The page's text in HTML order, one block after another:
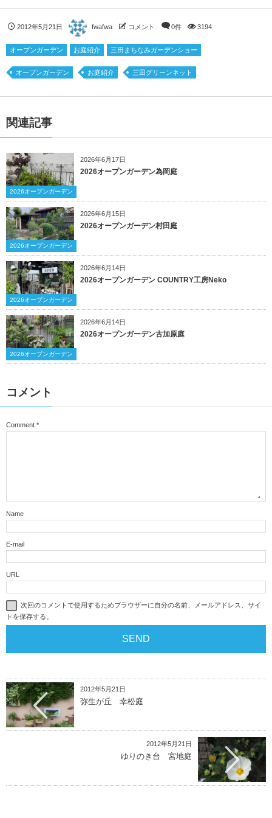
2012年5月21日 fwafwa コメント 0件 3194
オープンガーデン お庭紹介 三田まちなみガーデンショー
オープンガーデン お庭紹介 三田グリーンネット
関連記事
2026年6月17日
2026オープンガーデン
2026オープンガーデン為岡庭
2026年6月15日
2026オープンガーデン
2026オープンガーデン村田庭
2026年6月14日
2026オープンガーデン
2026オープンガーデン COUNTRY工房Neko
2026年6月14日
2026オープンガーデン
2026オープンガーデン古加原庭
コメント
Comment *
Name
E-mail
URL
次回のコメントで使用するためブラウザーに自分の名前、メールアドレス、サイ
トを保存する。
2012年5月21日
弥生が丘 幸松庭
2012年5月21日
ゆりのき台 宮地庭